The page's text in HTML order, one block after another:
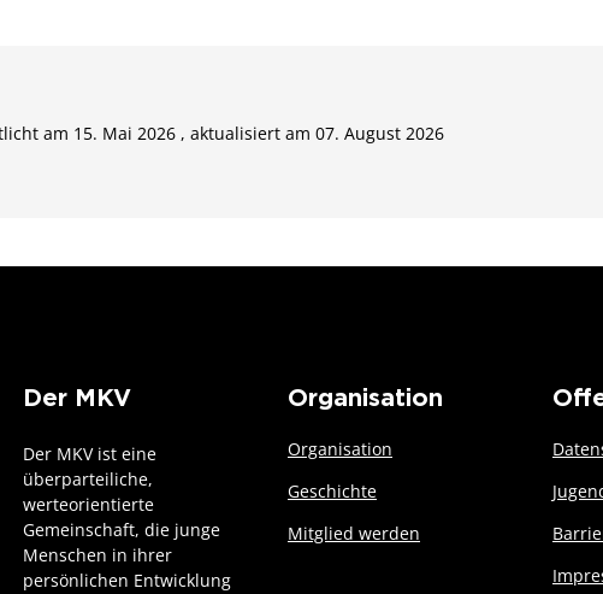
am 15. Mai 2026 , aktualisiert am 07. August 2026
Der MKV
Der MKV ist eine
überparteiliche,
werteorientierte
Gemeinschaft, die junge
Menschen in ihrer
persönlichen Entwicklung
Organisation
Organisation
Geschichte
Mitglied werden